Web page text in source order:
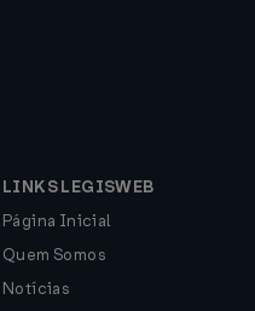
LINKS LEGISWEB
Página Inicial
Quem Somos
Notícias